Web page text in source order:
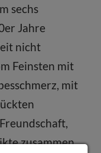
sechs
Jahre
nicht
Feinsten mit
mit
zusammen